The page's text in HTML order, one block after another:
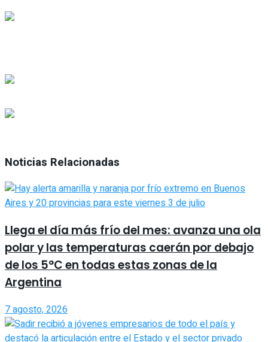
Noticias Relacionadas
Llega el día más frío del mes: avanza una ola
polar y las temperaturas caerán por debajo
de los 5°C en todas estas zonas de la
Argentina
7 agosto, 2026